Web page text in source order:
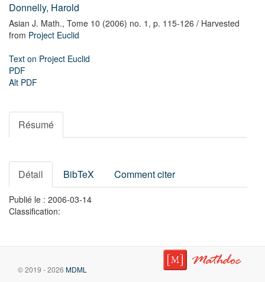
Donnelly, Harold
Asian J. Math., Tome 10 (2006) no. 1, p. 115-126 / Harvested
from Project Euclid
Text on Project Euclid
PDF
Alt PDF
Résumé
Détail BibTeX Comment citer
Publié le : 2006-03-14
Classification:
© 2019 - 2026 MDML